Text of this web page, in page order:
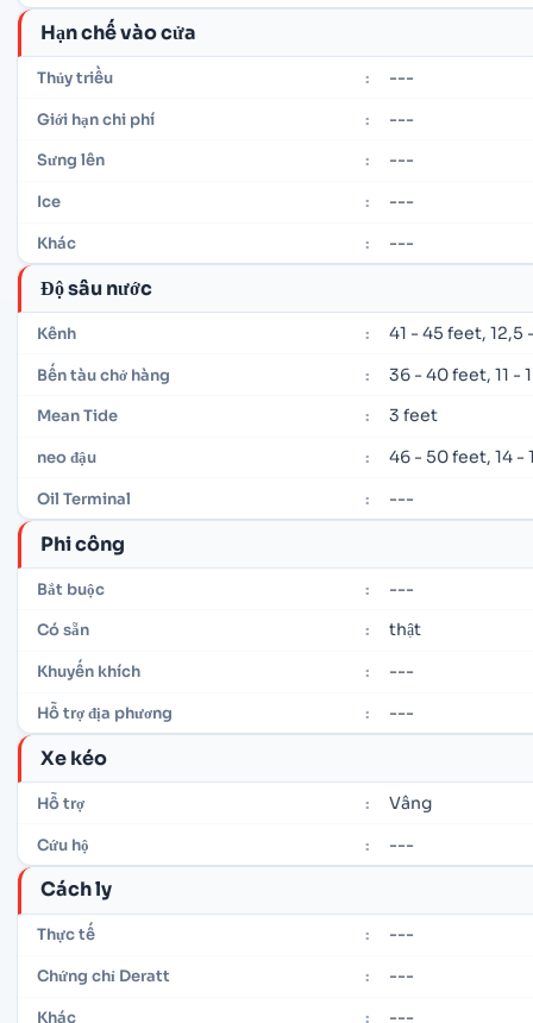
Hạn chế vào cửa
Thủy triều : ---
Giới hạn chi phí : ---
Sưng lên : ---
Ice : ---
Khác : ---
Độ sâu nước
Kênh : 41 - 45 feet, 12,5
Bến tàu chở hàng : 36 - 40 feet, 11 -
Mean Tide : 3 feet
neo đậu : 46 - 50 feet, 14 -
Oil Terminal : ---
Phi công
Bắt buộc : ---
Có sẵn : thật
Khuyến khích : ---
Hỗ trợ địa phương : ---
Xe kéo
Hỗ trợ : Vâng
Cứu hộ : ---
Cách ly
Thực tế : ---
Chứng chỉ Deratt : ---
Khác : ---